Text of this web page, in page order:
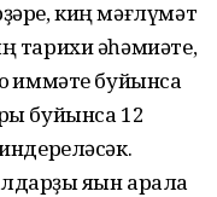
киң мәғлүмәт
тарихи әһәмиәте,
ҡиммәте буйынса
буйынса 12
яҡын арала